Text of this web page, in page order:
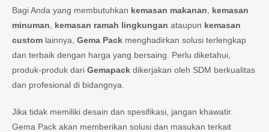
Bagi Anda yang membutuhkan kemasan makanan
kemasan
minuman
kemasan ramah lingkungan ataupun kemasan
custom lainnya, Gema Pack menghadirkan solusi terlengkap
dan terbaik dengan harga yang bersaing. Perlu diketahui,
produk-produk dari Gemapack dikerjakan oleh SDM berkualitas
dan profesional di bidangnya.
Jika tidak memiliki desain dan spesifikasi, jangan khawatir.
Gema Pack akan memberikan solusi dan masukan terkait